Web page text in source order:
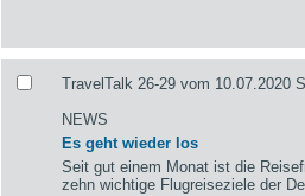
TravelTalk 26-29 vom 10.07.2020
NEWS
Es geht wieder los
Seit gut einem Monat ist die
zehn wichtige Flugreiseziele der